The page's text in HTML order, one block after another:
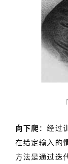
向下爬：经过
在给定输入的
方法是通过迭